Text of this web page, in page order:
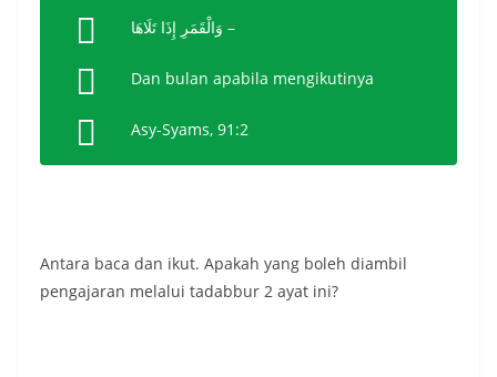
وَالْقَمَرِ إِذَا تَلَاهَا –
Dan bulan apabila mengikutinya
Asy-Syams, 91:2
Antara baca dan ikut. Apakah yang boleh diambil
pengajaran melalui tadabbur 2 ayat ini?